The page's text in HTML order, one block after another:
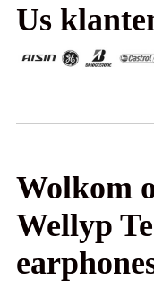
Us
Wolkom
Wellyp